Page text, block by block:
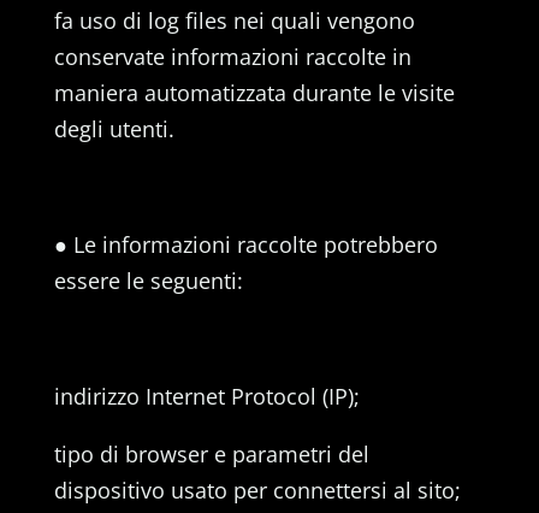
fa uso di log files nei quali vengono
conservate informazioni raccolte in
maniera automatizzata durante le visite
degli utenti.
● Le informazioni raccolte potrebbero
essere le seguenti:
indirizzo Internet Protocol (IP);
tipo di browser e parametri del
dispositivo usato per connettersi al sito;